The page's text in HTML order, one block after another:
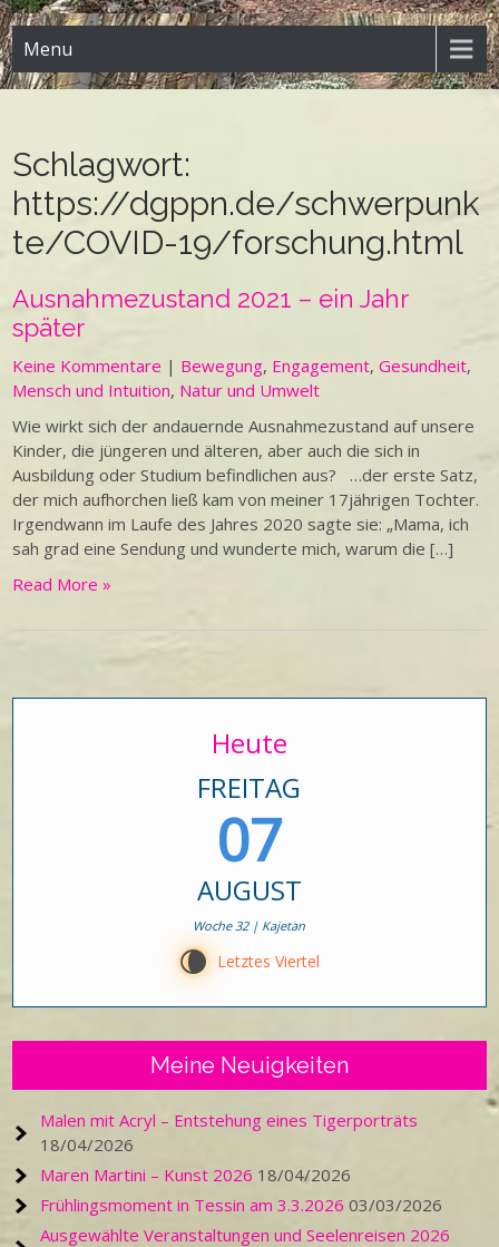
Menu
Schlagwort:
https://dgppn.de/schwerpunk
te/COVID-19/forschung.html
Ausnahmezustand 2021 – ein Jahr
später
Keine Kommentare | Bewegung, Engagement,Gesundheit,
Mensch und Intuition, Natur und Umwelt
Wie wirkt sich der andauernde Ausnahmezustand auf unsere
Kinder, die jüngeren und älteren, aber auch die sich in
Ausbildung oder Studium befindlichen aus? …der erste Satz,
der mich aufhorchen ließ kam von meiner 17jährigen Tochter.
Irgendwann im Laufe des Jahres 2020 sagte sie: „Mama, ich
sah grad eine Sendung und wunderte mich, warum die […]
Read More »
Heute
FREITAG
07
AUGUST
Woche 32 | Kajetan
V Letztes Viertel
Meine Neuigkeiten
Malen mit Acryl – Entstehung eines Tigerporträts
18/04/2026
Maren Martini – Kunst 2026 18/04/2026
Frühlingsmoment in Tessin am 3.3.2026 03/03/2026
Ausgewählte Veranstaltungen und Seelenreisen 2026